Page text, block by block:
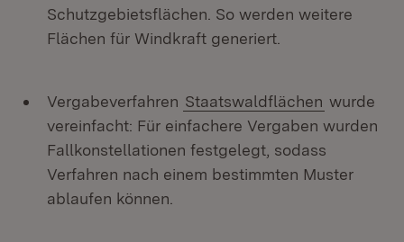
Schutzgebietsflächen. So werden weitere
Flächen für Windkraft generiert.
Vergabeverfahren Staatswaldflächen wurde
vereinfacht: Für einfachere Vergaben wurden
Fallkonstellationen festgelegt, sodass
Verfahren nach einem bestimmten Muster
ablaufen können.